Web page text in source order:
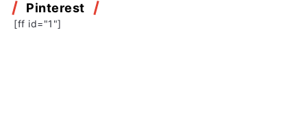
Pinterest
[ff id="1"]